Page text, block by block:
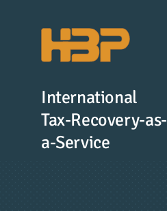
springen
International
Tax-Recovery-as-
a-Service